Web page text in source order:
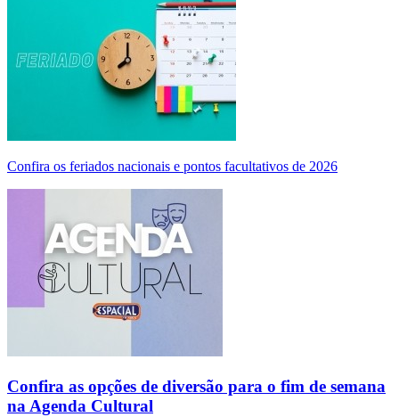
Confira os feriados nacionais e pontos facultativos de 2026
Confira as opções de diversão para o fim de semana
na Agenda Cultural